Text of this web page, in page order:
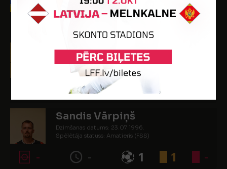
Spēlētāja statuss: Amatieris
-
Endijs Vamzis
Dzimšanas datums: 14.10.2009.
Spēlētāja statuss: Amatieris
- -
Sandis Vārpiņš
Dzimšanas datums: 23.07.1996.
Spēlētāja statuss: Amatieris (FSS)
- - 1 1 -